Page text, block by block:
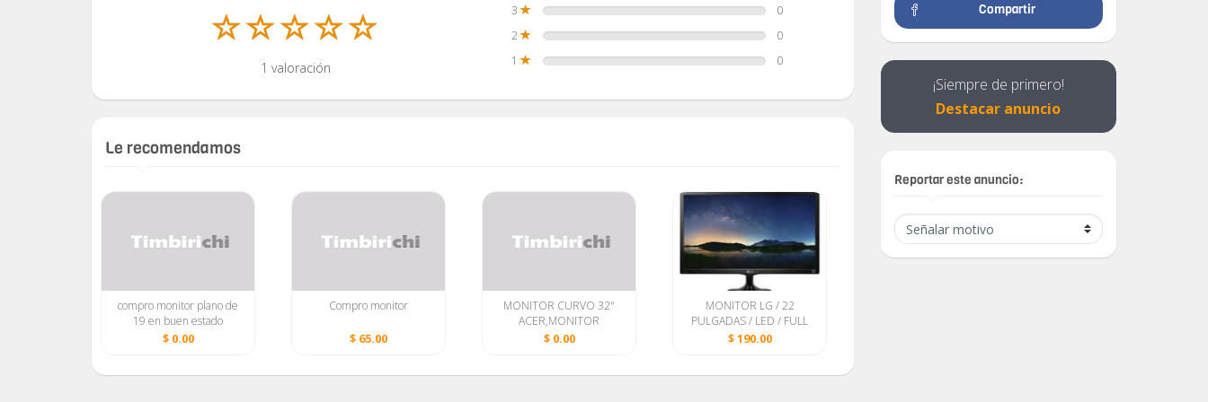
1 valoración
3
0
2
0
1
0
Le recomendamos
compro monitor plano de
19 en buen estado
$ 0.00
Compro monitor
$ 65.00
MONITOR CURVO 32"
ACER,MONITOR
32"HP,MONITOR 27"HP
$ 0.00
MONITOR LG / 22
PULGADAS / LED / FULL
HD / HDMI / IPS / VGA /
$ 190.00
Compartir
¡Siempre de primero!
Destacar anuncio
Reportar este anuncio: